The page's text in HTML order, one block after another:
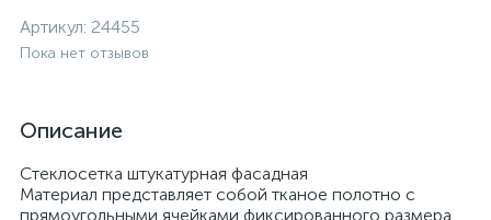
Артикул: 24455
Пока нет отзывов
Описание
Стеклосетка штукатурная фасадная
Материал представляет собой тканое полотно с
прямоугольными ячейками фиксированного размера.